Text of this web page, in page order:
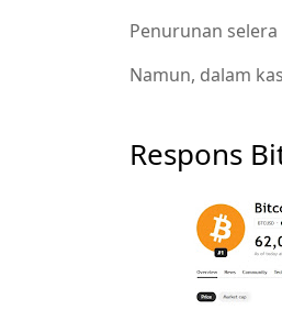
Penurunan
Namun, dalam
Respons